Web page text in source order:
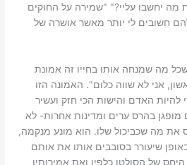
מה יחשבו עליי?" "שמירה על החוקים
חשובים לי יותר מאשר אושרה של
שכל מה שמנחה אותו בחייו זה אמונת
אני לא שווה כלום". האמונה הזו
האדם והישות הכי חזק ועשיר
בהרס ערים ומדינות אחרות- לא
את מה שכביכול שלו. הוא מונע מנקמה,
שיעורר בסובבים אותו את אותם
של הסולטן כלפיו ואת אמירותיו